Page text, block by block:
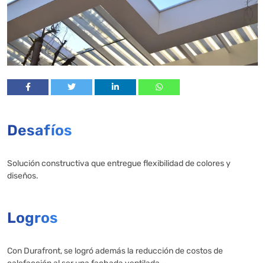
Desafíos
Solución constructiva que entregue flexibilidad de colores y
diseños.
Logros
Con Durafront, se logró además la reducción de costos de